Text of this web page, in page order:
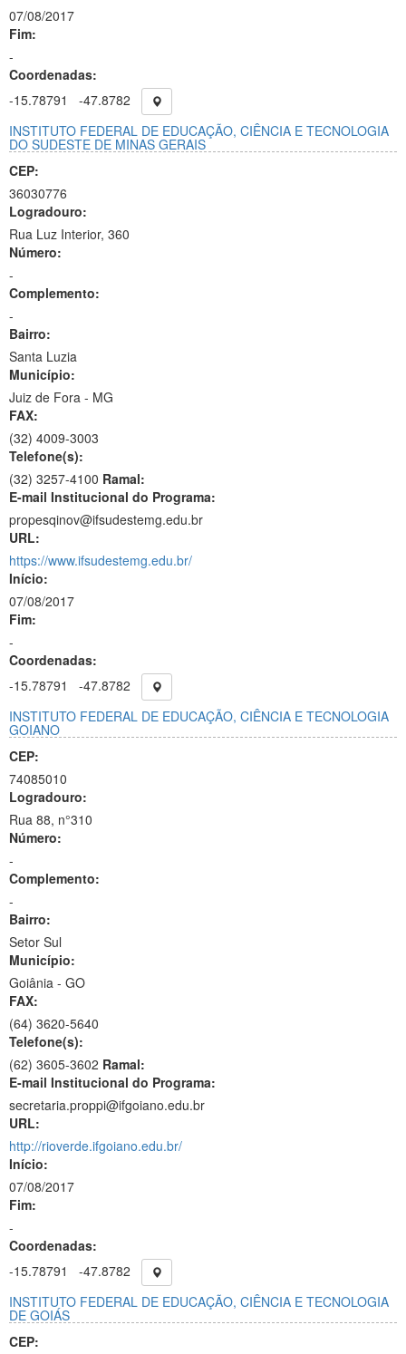
07/08/2017
Fim:
-
Coordenadas:
-15.78791
-47.8782
INSTITUTO FEDERAL DE EDUCAÇÃO, CIÊNCIA E TECNOLOGIA
DO SUDESTE DE MINAS GERAIS
CEP:
36030776
Logradouro:
Rua Luz Interior, 360
Número:
-
Complemento:
-
Bairro:
Santa Luzia
Município:
Juiz de Fora - MG
FAX:
(32) 4009-3003
Telefone(s):
(32) 3257-4100 Ramal:
E-mail Institucional do Programa:
propesqinov@ifsudestemg.edu.br
URL:
https://www.ifsudestemg.edu.br/
Início:
07/08/2017
Fim:
-
Coordenadas:
-15.78791
-47.8782
INSTITUTO FEDERAL DE EDUCAÇÃO, CIÊNCIA E TECNOLOGIA
GOIANO
CEP:
74085010
Logradouro:
Rua 88, n°310
Número:
-
Complemento:
-
Bairro:
Setor Sul
Município:
Goiânia - GO
FAX:
(64) 3620-5640
Telefone(s):
(62) 3605-3602 Ramal:
E-mail Institucional do Programa:
secretaria.proppi@ifgoiano.edu.br
URL:
http://rioverde.ifgoiano.edu.br/
Início:
07/08/2017
Fim:
-
Coordenadas:
-15.78791
-47.8782
INSTITUTO FEDERAL DE EDUCAÇÃO, CIÊNCIA E TECNOLOGIA
DE GOIÁS
CEP: